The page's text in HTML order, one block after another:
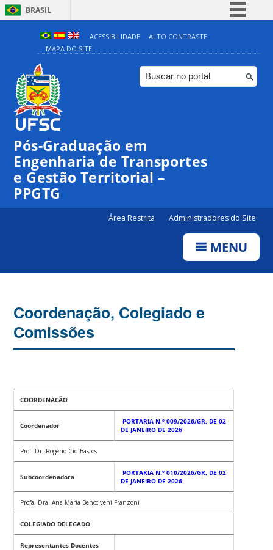
BRASIL
Simplifique!
Comunica BR
Participe
ACESSIBILIDADE
ALTO CONTRASTE
MAPA DO SITE
Pós-Graduação em
Engenharia de Transportes
e Gestão Territorial –
PPGTG
Área Restrita Administradores do Site
MENU
Coordenação, Colegiado e
Comissões
COORDENAÇÃO
Coordenador
PORTARIA N.º 009/2026/GR, DE 02
DE JANEIRO DE 2026
Prof. Dr. Rogério Cid Bastos
Subcoordenadora
PORTARIA N.º 010/2026/GR, DE 02
DE JANEIRO DE 2026
Profa. Dra. Ana Maria Bencciveni Franzoni
COLEGIADO DELEGADO
Representantes Docentes